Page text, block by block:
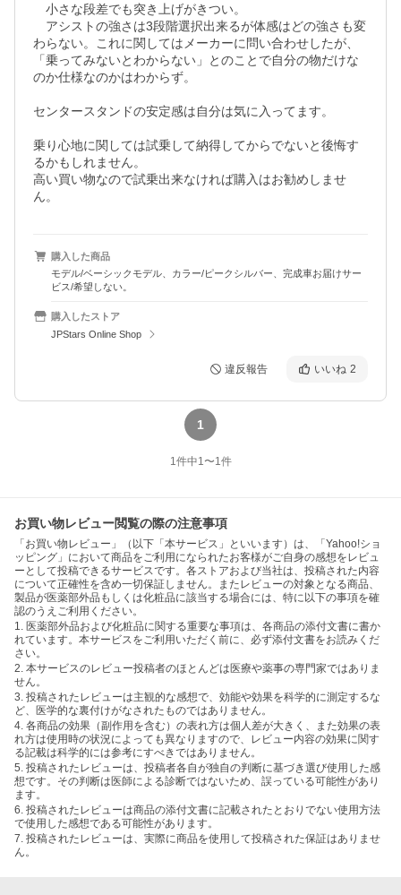
小さな段差でも突き上げがきつい。
アシストの強さは3段階選択出来るが体感はどの強さも変
わらない。これに関してはメーカーに問い合わせしたが、
「乗ってみないとわからない」とのことで自分の物だけな
のか仕様なのかはわからず。
センタースタンドの安定感は自分は気に入ってます。
乗り心地に関しては試乗して納得してからでないと後悔す
るかもしれません。
高い買い物なので試乗出来なければ購入はお勧めしませ
購入した商品
モデル/ベーシックモデル、カラー/ピークシルバー、完成車お届けサー
ビス/希望しない。
購入したストア
JPStars Online Shop
違反報告 いいね 2
1
1件中1〜1件
お買い物レビュー閲覧の際の注意事項
「お買い物レビュー」（以下「本サービス」といいます）は、「Yahoo!ショ
ッピング」において商品をご利用になられたお客様がご自身の感想をレビュ
ーとして投稿できるサービスです。各ストアおよび当社は、投稿された内容
について正確性を含め一切保証しません。またレビューの対象となる商品、
製品が医薬部外品もしくは化粧品に該当する場合には、特に以下の事項を確
認のうえご利用ください。
1. 医薬部外品および化粧品に関する重要な事項は、各商品の添付文書に書か
れています。本サービスをご利用いただく前に、必ず添付文書をお読みくだ
さい。
2. 本サービスのレビュー投稿者のほとんどは医療や薬事の専門家ではありま
せん。
3. 投稿されたレビューは主観的な感想で、効能や効果を科学的に測定するな
ど、医学的な裏付けがなされたものではありません。
4. 各商品の効果（副作用を含む）の表れ方は個人差が大きく、また効果の表
れ方は使用時の状況によっても異なりますので、レビュー内容の効果に関す
る記載は科学的には参考にすべきではありません。
5. 投稿されたレビューは、投稿者各自が独自の判断に基づき選び使用した感
想です。その判断は医師による診断ではないため、誤っている可能性があり
ます。
6. 投稿されたレビューは商品の添付文書に記載されたとおりでない使用方法
で使用した感想である可能性があります。
7. 投稿されたレビューは、実際に商品を使用して投稿された保証はありませ
ん。